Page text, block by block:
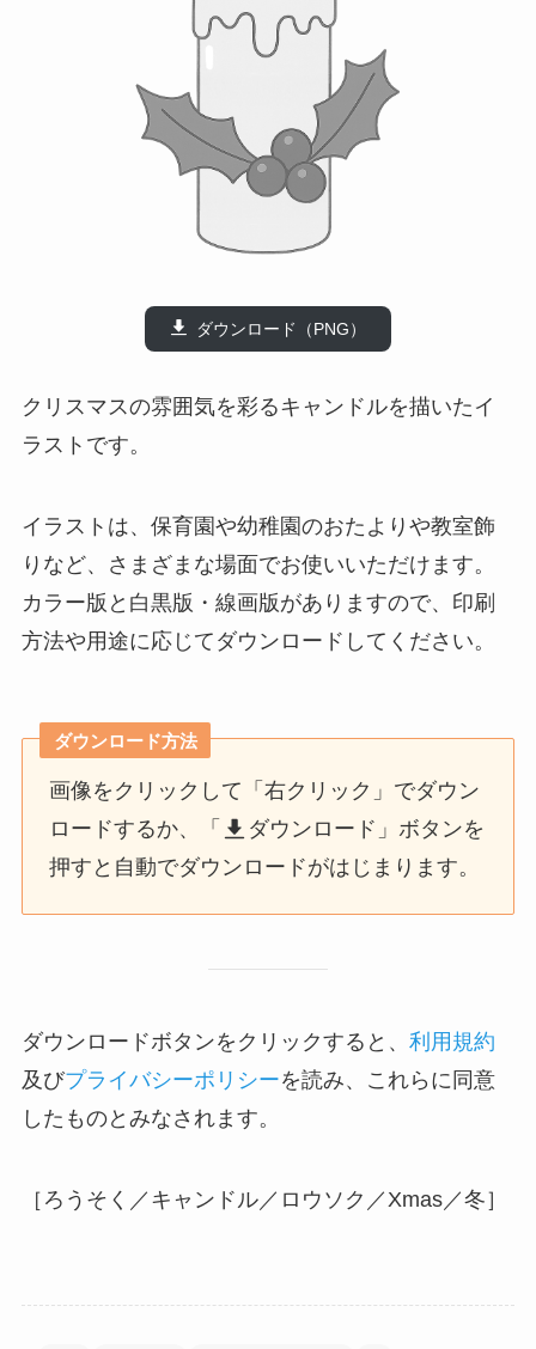
ダウンロード（PNG）
クリスマスの雰囲気を彩るキャンドルを描いたイ
ラストです。
イラストは、保育園や幼稚園のおたよりや教室飾
りなど、さまざまな場面でお使いいただけます。
カラー版と白黒版・線画版がありますので、印刷
方法や用途に応じてダウンロードしてください。
ダウンロード方法
画像をクリックして「右クリック」でダウン
ロードするか、「
ダウンロード」ボタンを
押すと自動でダウンロードがはじまります。
ダウンロードボタンをクリックすると、 利用規約
及びプライバシーポリシーを読み、これらに同意
したものとみなされます。
［ろうそく／キャンドル／ロウソク／Xmas／冬］